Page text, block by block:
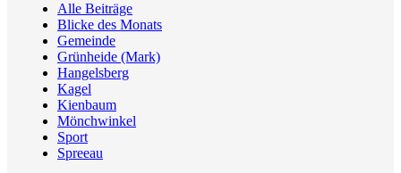
Alle Beiträge
Blicke des Monats
Gemeinde
Grünheide (Mark)
Hangelsberg
Kagel
Kienbaum
Mönchwinkel
Sport
Spreeau